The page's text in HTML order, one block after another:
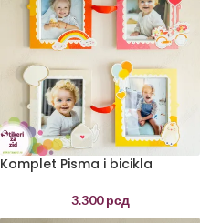
Komplet Pisma i bicikla
3.300рсд